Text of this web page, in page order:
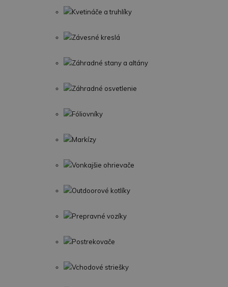
Kvetináče a truhlíky
Závesné kreslá
Záhradné stany a altány
Záhradné osvetlenie
Fóliovníky
Markízy
Vonkajšie ohrievače
Outdoorové kotlíky
Prepravné vozíky
Postrekovače
Vchodové striešky